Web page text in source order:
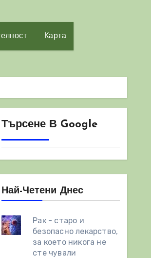
Карта
Търсене В Google
Най-Четени Днес
Рак - старо и
безопасно лекарство,
за което никога не
сте чували